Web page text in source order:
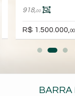
918,00
R$ 1.500.000,00
BARRA